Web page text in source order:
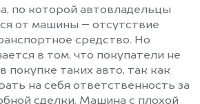
по которой автовладельцы
от машины – отсутствие
средство. Но
в том, что покупатели не
покупке таких авто, так как
на себя ответственность за
сделки. Машина с плохой